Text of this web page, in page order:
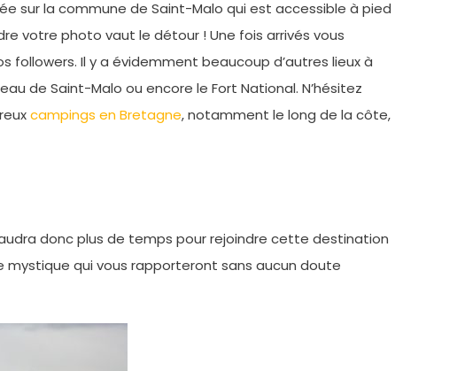
sur la commune de Saint-Malo qui est accessible à pied
votre photo vaut le détour ! Une fois arrivés vous
Il y a évidemment beaucoup d’autres lieux à
de Saint-Malo ou encore le Fort National. N’hésitez
campings en Bretagne, notamment le long de la côte,
donc plus de temps pour rejoindre cette destination
qui vous rapporteront sans aucun doute